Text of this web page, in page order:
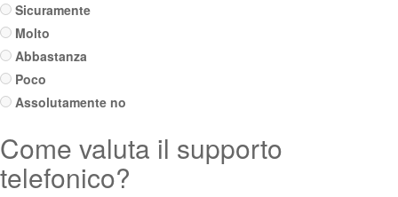
Sicuramente
Molto
Abbastanza
Poco
Assolutamente no
Come valuta il supporto
telefonico?